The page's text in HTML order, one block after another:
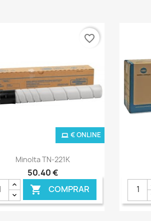
Ver+
Minolta TN-221K
50,40 €
 COMPRAR
€ ONLINE
favorite_border